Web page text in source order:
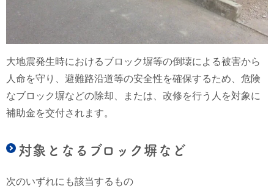
大地震発生時におけるブロック塀等の倒壊による被害から
人命を守り、避難路沿道等の安全性を確保するため、危険
なブロック塀などの除却、または、改修を行う人を対象に
補助金を交付されます。
対象となるブロック塀など
次のいずれにも該当するもの